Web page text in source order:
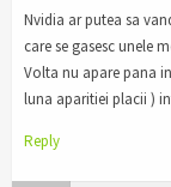
Nvidia ar putea sa
care se gasesc unele
Volta nu apare pana
luna aparitiei placii )
Reply